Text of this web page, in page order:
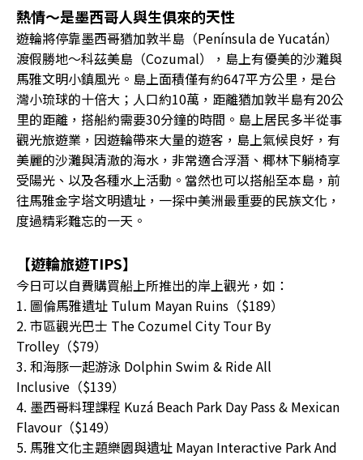
熱情～是墨西哥人與生俱來的天性
遊輪將停靠墨西哥猶加敦半島（Península de Yucatán）
渡假勝地～科茲美島（Cozumal），島上有優美的沙灘與
馬雅文明小鎮風光。島上面積僅有約647平方公里，是台
灣小琉球的十倍大；人口約10萬，距離猶加敦半島有20公
里的距離，搭船約需要30分鐘的時間。島上居民多半從事
觀光旅遊業，因遊輪帶來大量的遊客，島上氣候良好，有
美麗的沙灘與清澈的海水，非常適合浮潛、椰林下躺椅享
受陽光、以及各種水上活動。當然也可以搭船至本島，前
往馬雅金字塔文明遺址，一探中美洲最重要的民族文化，
度過精彩難忘的一天。
【遊輪旅遊TIPS】
今日可以自費購買船上所推出的岸上觀光，如：
1. 圖倫馬雅遺址 Tulum Mayan Ruins（$189）
2. 市區觀光巴士 The Cozumel City Tour By
Trolley（$79）
3. 和海豚一起游泳 Dolphin Swim & Ride All
Inclusive（$139）
4. 墨西哥料理課程 Kuzá Beach Park Day Pass & Mexican
Flavour（$149）
5. 馬雅文化主題樂園與遺址 Mayan Interactive Park And